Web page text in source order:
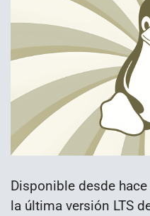
Disponible desde
la última versión LTS